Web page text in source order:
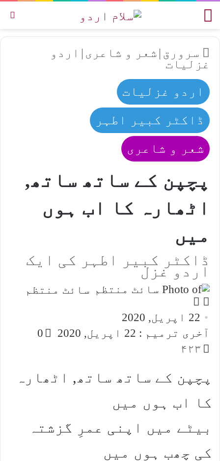
سرورق | شعر و شاعری | اردو
غزلیات
اردو غزلیات
ڈاکٹر کبیر اطہر
شعر و شاعری
پچپن کے ساتھ ساتھ,
اٹھارہ کا اب ہوں
میں
ڈاکٹر کبیر اطہر کی ایک
اردو غزل
سائٹ منتظم
Follow
on
X
an
email
22 اپریل, 2020
آخری ترمیم : 22 اپریل, 2020
0
۴۲۳
پچپن کے ساتھ ساتھ, اٹھارہ
کا اب ہوں میں
بیٹے میں اپنی عمرِ گزشتہ
کی چھب ہوں میں